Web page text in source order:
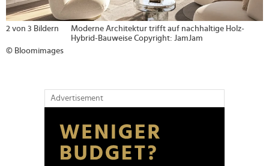
2 von 3 Bildern
Moderne Architektur trifft auf nachhaltige Holz-
Hybrid-Bauweise Copyright: JamJam
© Bloomimages
Advertisement